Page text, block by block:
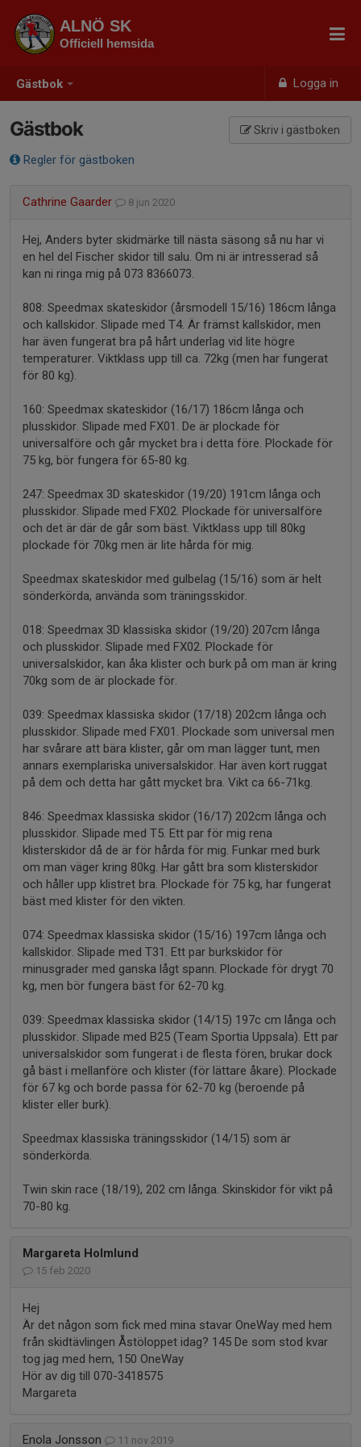
Gästbok Logga in
ALNÖ SK
Officiell hemsida
Gästbok Skriv i gästboken
Regler för gästboken
Cathrine Gaarder 8 jun 2020
Hej, Anders byter skidmärke till nästa säsong så nu har vi
en hel del Fischer skidor till salu. Om ni är intresserad så
kan ni ringa mig på 073 8366073.
808: Speedmax skateskidor (årsmodell 15/16) 186cm långa
och kallskidor. Slipade med T4. Är främst kallskidor, men
har även fungerat bra på hårt underlag vid lite högre
temperaturer. Viktklass upp till ca. 72kg (men har fungerat
för 80 kg).
160: Speedmax skateskidor (16/17) 186cm långa och
plusskidor. Slipade med FX01. De är plockade för
universalföre och går mycket bra i detta före. Plockade för
75 kg, bör fungera för 65-80 kg.
247: Speedmax 3D skateskidor (19/20) 191cm långa och
plusskidor. Slipade med FX02. Plockade för universalföre
och det är där de går som bäst. Viktklass upp till 80kg
plockade för 70kg men är lite hårda för mig.
Speedmax skateskidor med gulbelag (15/16) som är helt
sönderkörda, använda som träningsskidor.
018: Speedmax 3D klassiska skidor (19/20) 207cm långa
och plusskidor. Slipade med FX02. Plockade för
universalskidor, kan åka klister och burk på om man är kring
70kg som de är plockade för.
039: Speedmax klassiska skidor (17/18) 202cm långa och
plusskidor. Slipade med FX01. Plockade som universal men
har svårare att bära klister, går om man lägger tunt, men
annars exemplariska universalskidor. Har även kört ruggat
på dem och detta har gått mycket bra. Vikt ca 66-71kg.
846: Speedmax klassiska skidor (16/17) 202cm långa och
plusskidor. Slipade med T5. Ett par för mig rena
klisterskidor då de är för hårda för mig. Funkar med burk
om man väger kring 80kg. Har gått bra som klisterskidor
och håller upp klistret bra. Plockade för 75 kg, har fungerat
bäst med klister för den vikten.
074: Speedmax klassiska skidor (15/16) 197cm långa och
kallskidor. Slipade med T31. Ett par burkskidor för
minusgrader med ganska lågt spann. Plockade för drygt 70
kg, men bör fungera bäst för 62-70 kg.
039: Speedmax klassiska skidor (14/15) 197c cm långa och
plusskidor. Slipade med B25 (Team Sportia Uppsala). Ett par
universalskidor som fungerat i de flesta fören, brukar dock
gå bäst i mellanföre och klister (för lättare åkare). Plockade
för 67 kg och borde passa för 62-70 kg (beroende på
klister eller burk).
Speedmax klassiska träningsskidor (14/15) som är
sönderkörda.
Twin skin race (18/19), 202 cm långa. Skinskidor för vikt på
70-80 kg.
Margareta Holmlund
15 feb 2020
Hej
Är det någon som fick med mina stavar OneWay med hem
från skidtävlingen Åstöloppet idag? 145 De som stod kvar
tog jag med hem, 150 OneWay
Hör av dig till 070-3418575
Margareta
Enola Jonsson 11 nov 2019